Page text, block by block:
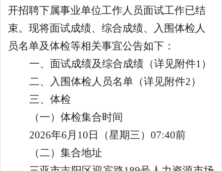
开招聘下属事业单位工作人员面试工作已结
束。现将面试成绩、综合成绩、入围体检人
员名单及体检等相关事宜公告如下：
一、面试成绩及综合成绩（详见附件1）
二、入围体检人员名单（详见附件2）
三、体检
（一）体检集合时间
2026年6月 10 日（星期三） 07:40前
（二）集合地址